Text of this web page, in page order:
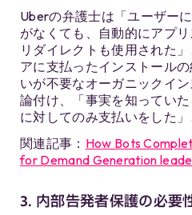
Uberの弁護士は「ユーザー
がなくても、自動的にアプ
リダイレクトも使用された
アに支払ったインストール
いが不要なオーガニックイ
論付け、「事実を知ってい
に対してのみ支払いをした」
関連記事： How Bots
for Demand Generation
3. 内部告発者保護の必要